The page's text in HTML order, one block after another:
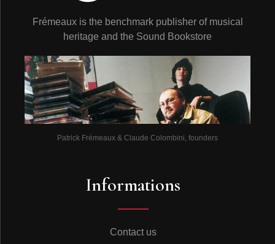
Frémeaux is the benchmark publisher of musical
heritage and the Sound Bookstore
Patrick Frémeaux & Claude Colombini, founders
Informations
Contact us